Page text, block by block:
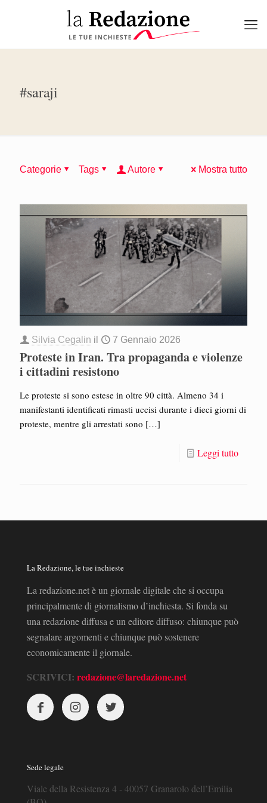
#saraji
Categorie Tags Autore Mostra tutto
Silvia Cegalin il 7 Gennaio 2026
Proteste in Iran. Tra propaganda e violenze
i cittadini resistono
Le proteste si sono estese in oltre 90 città. Almeno 34 i
manifestanti identificati rimasti uccisi durante i dieci giorni di
proteste, mentre gli arrestati sono […]
Leggi tutto
La Redazione, le tue inchieste
La redazione.net è un giornale digitale che si occupa
principalmente di giornalismo d’inchiesta. Si fonda su
una redazione diffusa e un editore diffuso: chiunque può
segnalare argomenti e chiunque può sostenere
economicamente il giornale.
SCRIVICI: redazione@laredazione.net
Sede legale
Viale della Resistenza 4 - 40057 Granarolo dell’Emilia